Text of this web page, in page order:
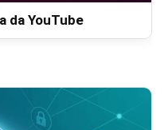
da YouTube